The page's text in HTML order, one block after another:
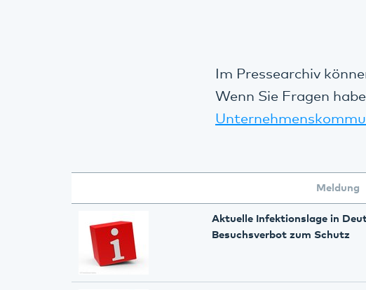
Im Pressearchiv
Wenn Sie Fragen
Meldung
Aktuelle Infektionslage in
Besuchsverbot zum Schutz